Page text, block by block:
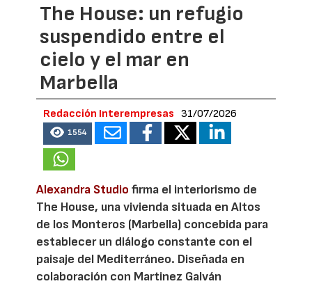
The House: un refugio
suspendido entre el
cielo y el mar en
Marbella
Redacción Interempresas 31/07/2026
1554
Alexandra Studio firma el interiorismo de
The House, una vivienda situada en Altos
de los Monteros (Marbella) concebida para
establecer un diálogo constante con el
paisaje del Mediterráneo. Diseñada en
colaboración con Martinez Galván